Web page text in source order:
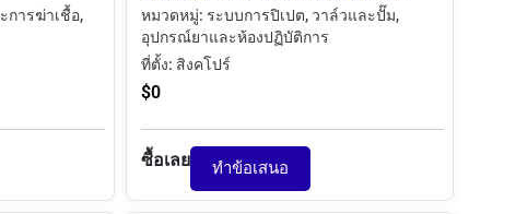
การฆ่าเชื้อ,
หมวดหมู่: ระบบการปิเปต, วาล์วและปั๊ม,
อุปกรณ์ยาและห้องปฏิบัติการ
ที่ตั้ง: สิงคโปร์
$0
ซื้อเลย ทำข้อเสนอ